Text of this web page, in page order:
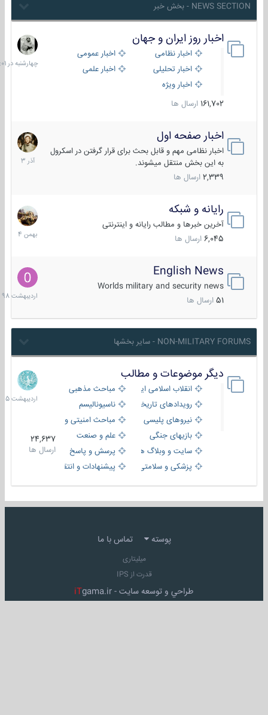
NEWS SECTION - بخش خبر
اخبار روز ایران و جهان
اخبار نظامی
اخبار عمومی
اخبار تحلیلی
اخبار علمی
اخبار ویژه
161,702 ارسال ها
در
06:01
اخبار صفحه اول
اخبار نظامی مهم و قابل بحث برای قرار گرفتن در اسکرول
به این بخش منتقل میشوند.
2,339 ارسال ها
7
آذر
1403
رایانه و شبکه
آخرین خبرها و مطالب رایانه و اینترنتی
6,045 ارسال ها
30
بهمن
1404
English News
Worlds military and security news
51 ارسال ها
10
1398
NON-MILITARY FORUMS - سایر بخشها
دیگر موضوعات و مطالب
انقلاب اسلامی ایران
مباحث مذهبی
رویدادهای تاریخی و مذهبیناسیونالیسم
نیروهای پلیسی
مباحث امنیتی و اطلاعاتی
بازیهای جنگی
علم و صنعت
سایت و وبلاگ ها
پرسش و پاسخ
پزشکی و سلامتی
پیشنهادات و انتقادات
24,637
ارسال ها
8
1405
پوسته تماس با ما
میلیتاری
قدرت از IPS
طراحي و توسعه سايت - iTgama.ir